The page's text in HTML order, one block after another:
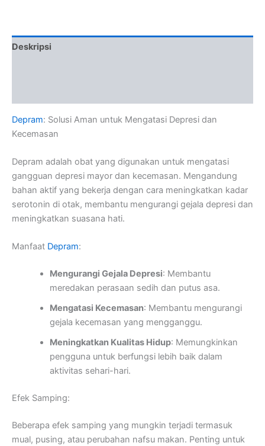
Deskripsi
Depram: Solusi Aman untuk Mengatasi Depresi dan
Kecemasan
Depram adalah obat yang digunakan untuk mengatasi
gangguan depresi mayor dan kecemasan. Mengandung
bahan aktif yang bekerja dengan cara meningkatkan kadar
serotonin di otak, membantu mengurangi gejala depresi dan
meningkatkan suasana hati.
Manfaat Depram:
Mengurangi Gejala Depresi: Membantu
meredakan perasaan sedih dan putus asa.
Mengatasi Kecemasan: Membantu mengurangi
gejala kecemasan yang mengganggu.
Meningkatkan Kualitas Hidup: Memungkinkan
pengguna untuk berfungsi lebih baik dalam
aktivitas sehari-hari.
Efek Samping:
Beberapa efek samping yang mungkin terjadi termasuk
mual, pusing, atau perubahan nafsu makan. Penting untuk